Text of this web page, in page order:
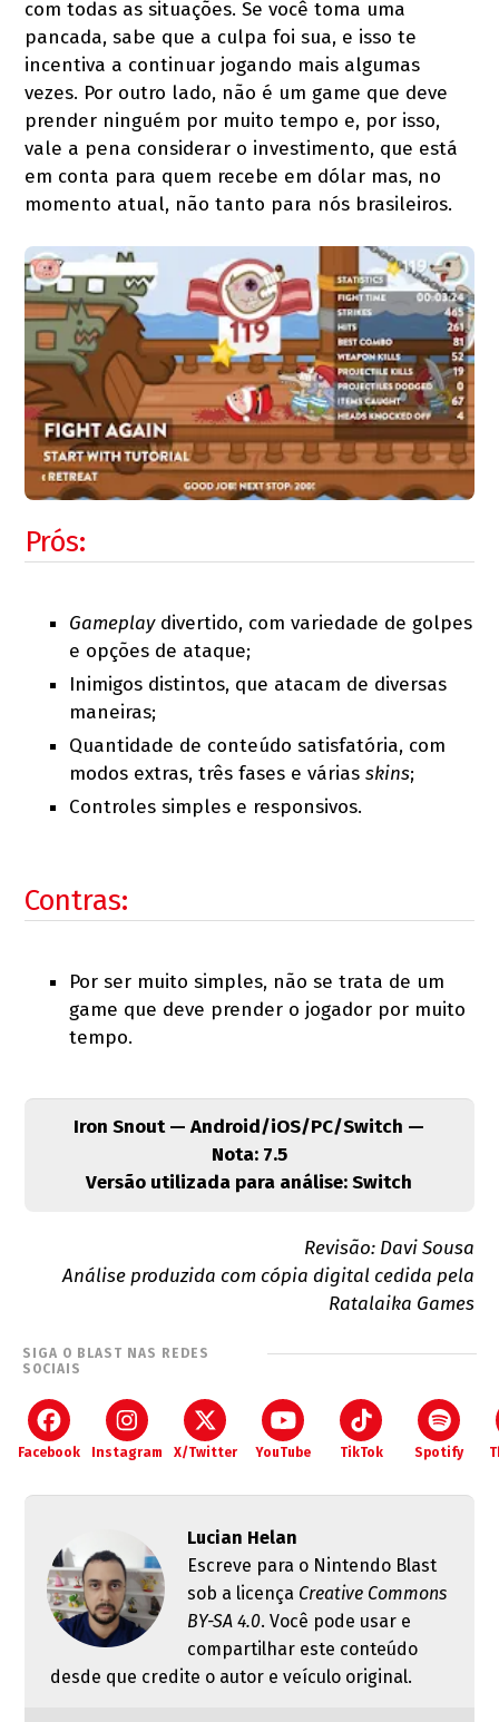
com todas as situações. Se você toma uma
pancada, sabe que a culpa foi sua, e isso te
incentiva a continuar jogando mais algumas
vezes. Por outro lado, não é um game que deve
prender ninguém por muito tempo e, por isso,
vale a pena considerar o investimento, que está
em conta para quem recebe em dólar mas, no
momento atual, não tanto para nós brasileiros.
Prós:
Gameplaydivertido, com variedade de golpes
e opções de ataque;
Inimigos distintos, que atacam de diversas
maneiras;
Quantidade de conteúdo satisfatória, com
modos extras, três fases e váriasskins;
Controles simples e responsivos.
Contras:
Por ser muito simples, não se trata de um
game que deve prender o jogador por muito
tempo.
Iron Snout — Android/iOS/PC/Switch —
Nota: 7.5
Versão utilizada para análise: Switch
Revisão: Davi Sousa
Análise produzida com cópia digital cedida pela
Ratalaika Games
SIGA O BLAST NAS REDES
SOCIAIS
Facebook Instagram X/Twitter YouTube TikTok Spotify
Lucian Helan
Escreve para o Nintendo Blast
sob a licença Creative Commons
BY-SA 4.0. Você pode usar e
compartilhar este conteúdo
desde que credite o autor e veículo original.